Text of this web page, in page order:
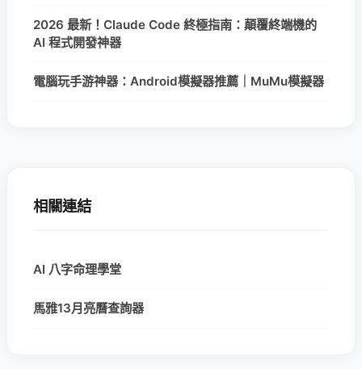
2026 最新！Claude Code 終極指南：顛覆終端機的
AI 程式開發神器
電腦玩手游神器：Android模擬器推薦｜MuMu模擬器
相關連結
AI 八字命理學堂
馬雅13月亮曆查詢器